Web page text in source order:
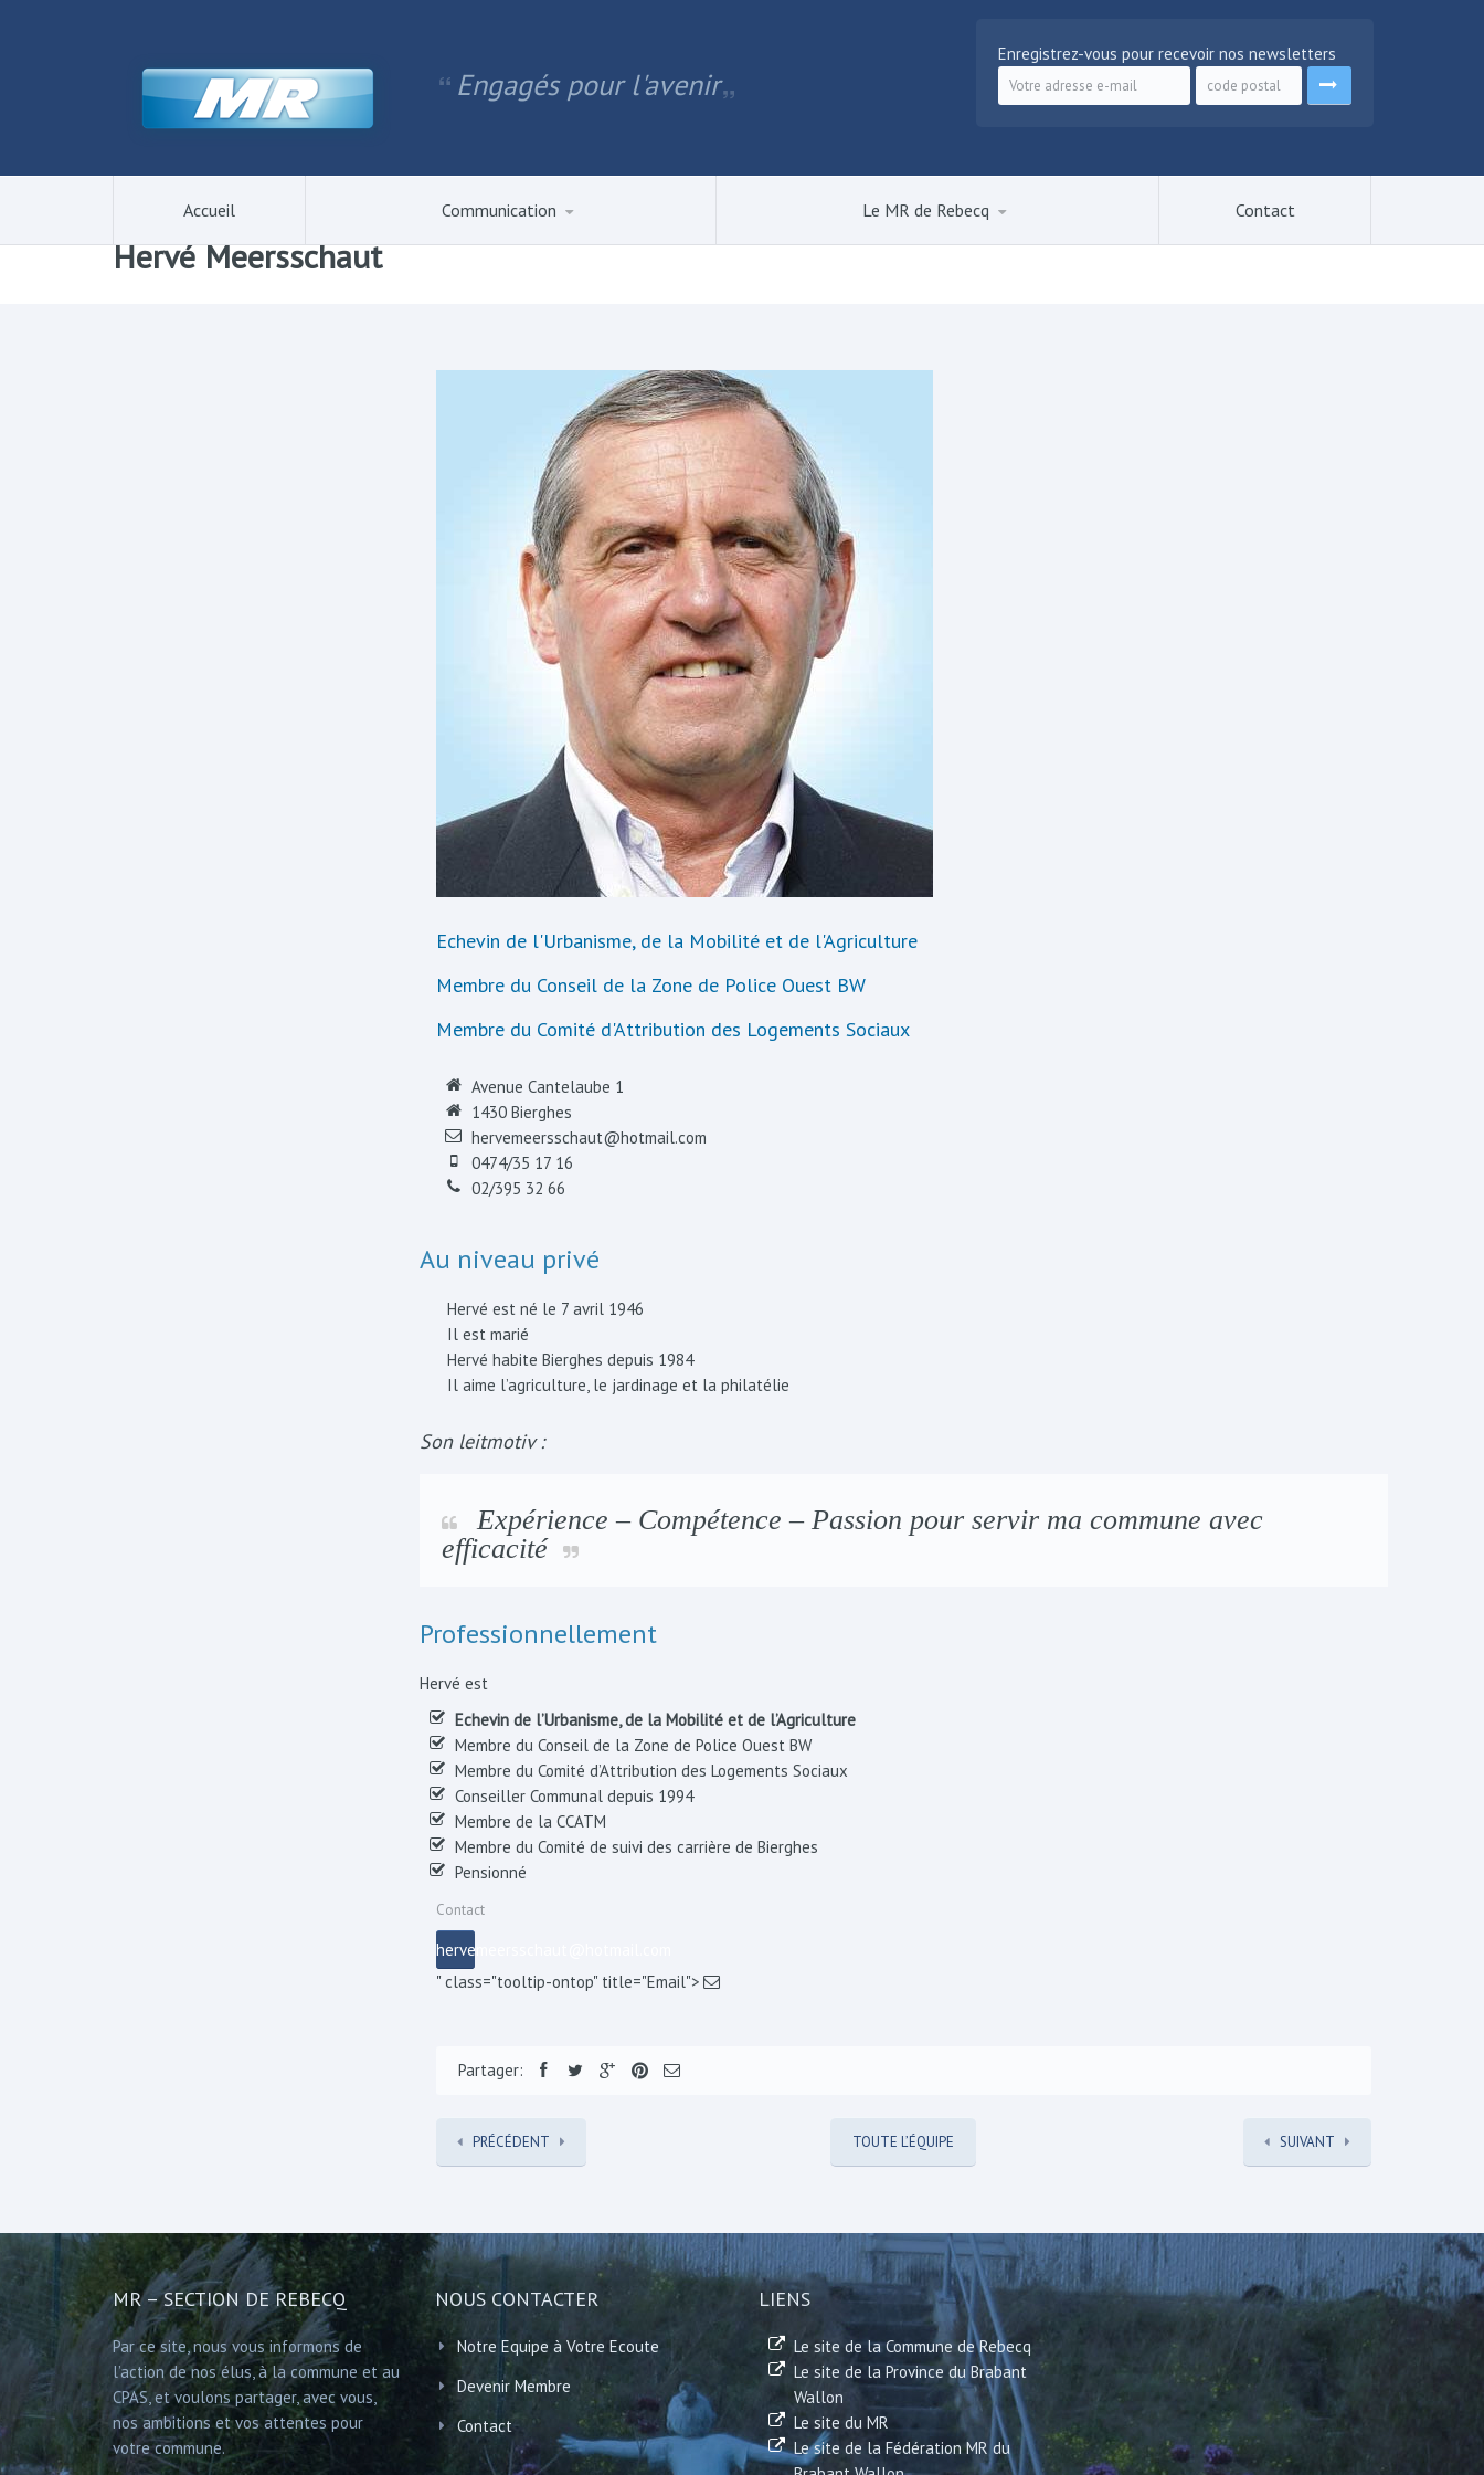
Engagés pour l'avenir
Enregistrez-vous pour recevoir nos newsletters
Accueil Communication Le MR de Rebecq Contact
Hervé Meersschaut
Echevin de l'Urbanisme, de la Mobilité et de l'Agriculture
Membre du Conseil de la Zone de Police Ouest BW
Membre du Comité d'Attribution des Logements Sociaux
Avenue Cantelaube 1
1430 Bierghes
hervemeersschaut@hotmail.com
0474/35 17 16
02/395 32 66
Au niveau privé
Hervé est né le 7 avril 1946
Il est marié
Hervé habite Bierghes depuis 1984
Il aime l’agriculture, le jardinage et la philatélie
Son leitmotiv :
Expérience – Compétence – Passion pour servir ma commune avec
efficacité
Professionnellement
Hervé est
Echevin de l’Urbanisme, de la Mobilité et de l’Agriculture
Membre du Conseil de la Zone de Police Ouest BW
Membre du Comité d’Attribution des Logements Sociaux
Conseiller Communal depuis 1994
Membre de la CCATM
Membre du Comité de suivi des carrière de Bierghes
Pensionné
Contact
hervemeersschaut@hotmail.com
" class="tooltip-ontop" title="Email">
Partager:
PRÉCÉDENT TOUTE L’ÉQUIPE SUIVANT
MR – SECTION DE REBECQ
Par ce site, nous vous informons de
l’action de nos élus, à la commune et au
CPAS, et voulons partager, avec vous,
nos ambitions et vos attentes pour
votre commune.
NOUS CONTACTER
Notre Equipe à Votre Ecoute
Devenir Membre
Contact
LIENS
Le site de la Commune de Rebecq
Le site de la Province du Brabant
Wallon
Le site du MR
Le site de la Fédération MR du